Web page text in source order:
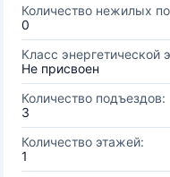
Количество нежилых
0
Класс энергетической
Не присвоен
Количество подъездов:
3
Количество этажей:
1